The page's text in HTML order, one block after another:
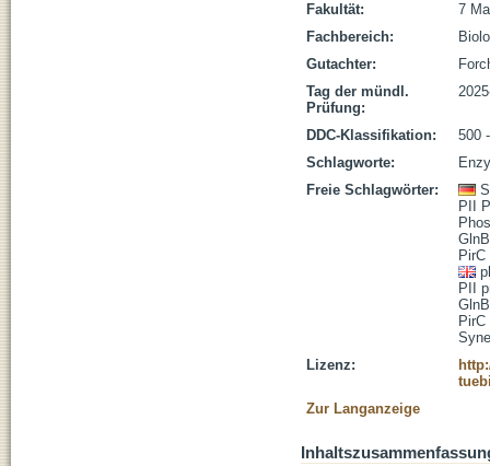
Fakultät:
7
Fachbereich:
Gutachter:
Tag der mündl.
Prüfung:
DDC-Klassifikation:
500
Schlagworte:
Freie Schlagwörter:
PII
GlnB
PirC
PII
GlnB
PirC
Lizenz:
Zur Langanzeige